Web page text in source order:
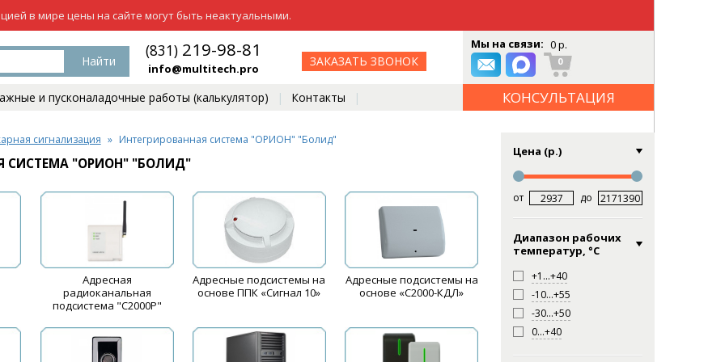
в мире цены на сайте могут быть неактуальными.
Найти
(831) 219-98-81
info@multitech.pro
ЗАКАЗАТЬ ЗВОНОК
Мы на связи: 0 р.
0
и пусконаладочные работы (калькулятор) Контакты
КОНСУЛЬТАЦИЯ
Цена (р.)
от до
Диапазон рабочих
температур, °С
+1…+40
-10…+55
-30…+50
0…+40
сигнализация Интегрированная система "ОРИОН" "Болид"
СИСТЕМА "ОРИОН" "БОЛИД"
Адресная
радиоканальная
подсистема "С2000Р"
Адресные подсистемы на
основе ППК «Сигнал 10»
Адресные подсистемы на
основе «С2000-КДЛ»